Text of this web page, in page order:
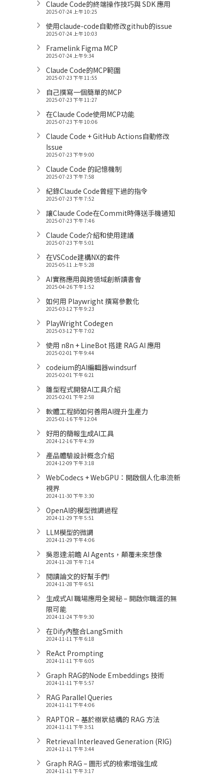
Claude Code的終端操作技巧與 SDK 應用
2025-07-24 上午 10:25
使用claude-code自動修改github的issue
2025-07-24 上午 10:03
Framelink Figma MCP
2025-07-24 上午 9:34
Claude Code的MCP範圍
2025-07-23 下午 11:55
自己撰寫一個簡單的MCP
2025-07-23 下午 11:27
在Claude Code使用MCP功能
2025-07-23 下午 10:06
Claude Code + GitHub Actions自動修改
Issue
2025-07-23 下午 9:00
Claude Code 的記憶機制
2025-07-23 下午 7:58
紀錄Claude Code曾經下過的指令
2025-07-23 下午 7:52
讓Claude Code在Commit時傳送手機通知
2025-07-23 下午 7:46
Claude Code介紹和使用建議
2025-07-23 下午 5:01
在VSCode建構NX的套件
2025-05-11 上午 5:28
AI實務應用與跨領域創新讀書會
2025-04-26 下午 1:52
如何用 Playwright 撰寫參數化
2025-03-12 下午 9:23
PlayWright Codegen
2025-03-12 下午 7:02
使用 n8n + LineBot 搭建 RAG AI 應用
2025-02-01 下午 9:44
codeium的AI編輯器windsurf
2025-02-01 下午 6:21
雛型程式開發AI工具介紹
2025-02-01 下午 2:58
軟體工程師如何善用AI提升生產力
2025-01-16 下午 12:04
好用的簡報生成AI工具
2024-12-16 下午 4:39
產品體驗設計概念介紹
2024-12-09 下午 3:18
WebCodecs + WebGPU：開啟個人化串流新
視界
2024-11-30 下午 3:30
OpenAI的模型微調過程
2024-11-29 下午 5:51
LLM模型的微調
2024-11-29 下午 4:06
吳恩達:前瞻 AI Agents，顛覆未來想像
2024-11-28 下午 7:14
閱讀論文的好幫手們!
2024-11-28 下午 6:51
生成式AI 職場應用全揭秘 – 開啟你職涯的無
限可能
2024-11-24 下午 9:30
在Dify內整合LangSmith
2024-11-11 下午 6:18
ReAct Prompting
2024-11-11 下午 6:05
Graph RAG的Node Embeddings 技術
2024-11-11 下午 5:57
RAG Parallel Queries
2024-11-11 下午 4:06
RAPTOR – 基於樹狀結構的 RAG 方法
2024-11-11 下午 3:51
Retrieval Interleaved Generation (RIG)
2024-11-11 下午 3:44
Graph RAG – 圖形式的檢索增強生成
2024-11-11 下午 3:17